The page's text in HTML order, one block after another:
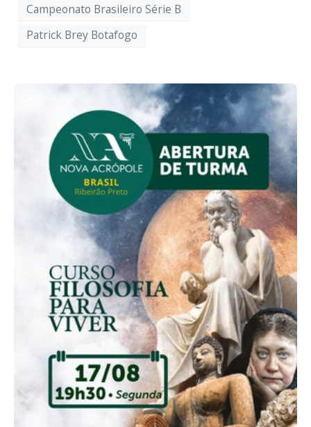
Campeonato Brasileiro Série B
Patrick Brey Botafogo